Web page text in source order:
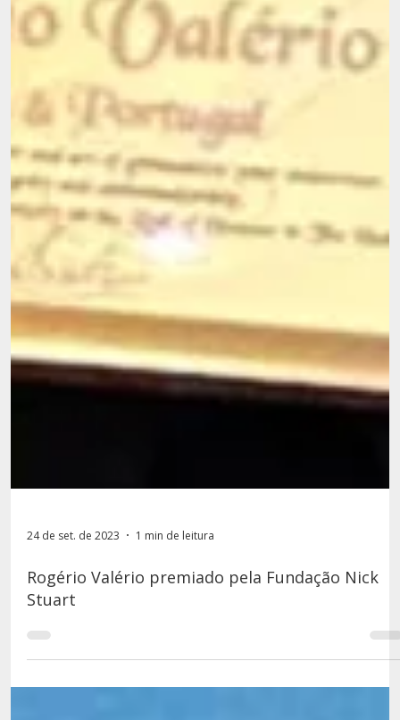
24 de set. de 2023 1 min de leitura
Rogério Valério premiado pela Fundação Nick